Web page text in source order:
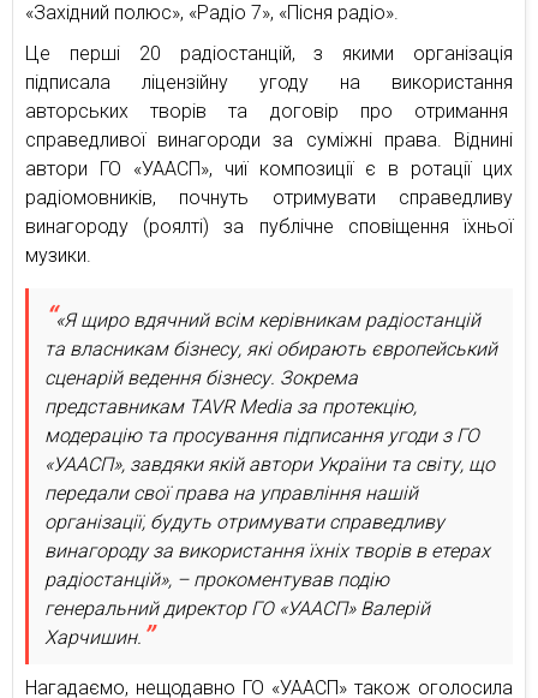
«Західний полюс», «Радіо 7», «Пісня радіо».
Це перші 20 радіостанцій, з якими організація
підписала ліцензійну угоду на використання
авторських творів та договір про отримання
справедливої винагороди за суміжні права. Віднині
автори ГО «УААСП», чиї композиції є в ротації цих
радіомовників, почнуть отримувати справедливу
винагороду (роялті) за публічне сповіщення їхньої
музики.
«Я щиро вдячний всім керівникам радіостанцій
та власникам бізнесу, які обирають європейський
сценарій ведення бізнесу. Зокрема
представникам TAVR Mediа за протекцію,
модерацію та просування підписання угоди з ГО
«УААСП», завдяки якій автори України та світу, що
передали свої права на управління нашій
організації, будуть отримувати справедливу
винагороду за використання їхніх творів в етерах
радіостанцій», – прокоментував подію
генеральний директор ГО «УААСП» Валерій
Харчишин.
Нагадаємо, нещодавно ГО «УААСП» також оголосила